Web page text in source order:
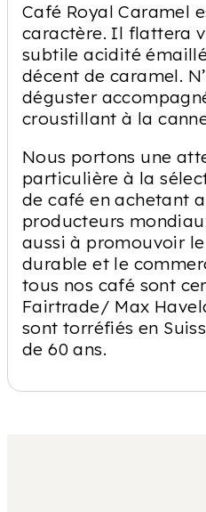
Café Royal Caramel
caractère. Il flattera
subtile acidité
décent de caramel.
déguster
croustillant à la
Nous portons une
particulière à la
de café en achetant
producteurs
aussi à promouvoir
durable et le
tous nos café sont
Fairtrade/ Max
sont torréfiés en
de 60 ans.